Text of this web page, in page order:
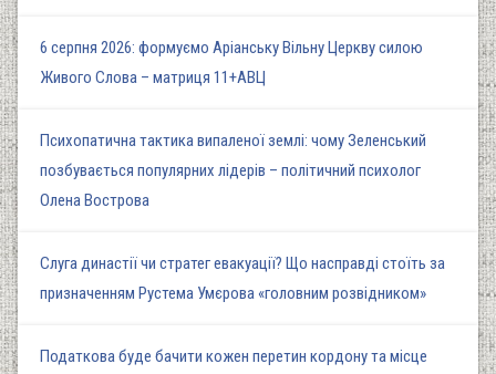
6 серпня 2026: формуємо Аріанську Вільну Церкву силою
Живого Слова – матриця 11+АВЦ
Психопатична тактика випаленої землі: чому Зеленський
позбувається популярних лідерів – політичний психолог
Олена Вострова
Слуга династії чи стратег евакуації? Що насправді стоїть за
призначенням Рустема Умєрова «головним розвідником»
Податкова буде бачити кожен перетин кордону та місце